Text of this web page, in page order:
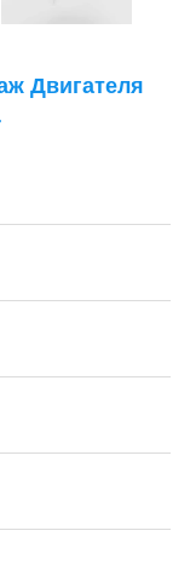
Двигателя